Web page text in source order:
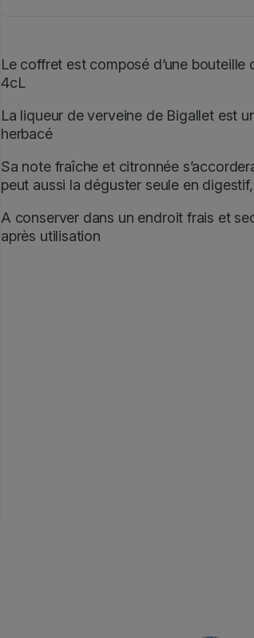
V
v
n
e
2
Le coffret est composé d’une
4cL
La liqueur de verveine de Bigallet est
herbacé
Sa note fraîche et citronnée
peut aussi la déguster seule en
A conserver dans un endroit frais et
après utilisation